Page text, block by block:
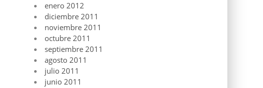
enero 2012
diciembre 2011
noviembre 2011
octubre 2011
septiembre 2011
agosto 2011
julio 2011
junio 2011